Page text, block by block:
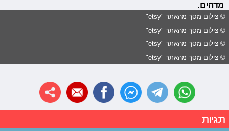
מדהים.
© צילום מסך מהאתר "etsy"
© צילום מסך מהאתר "etsy"
© צילום מסך מהאתר "etsy"
© צילום מסך מהאתר "etsy"
תגיות